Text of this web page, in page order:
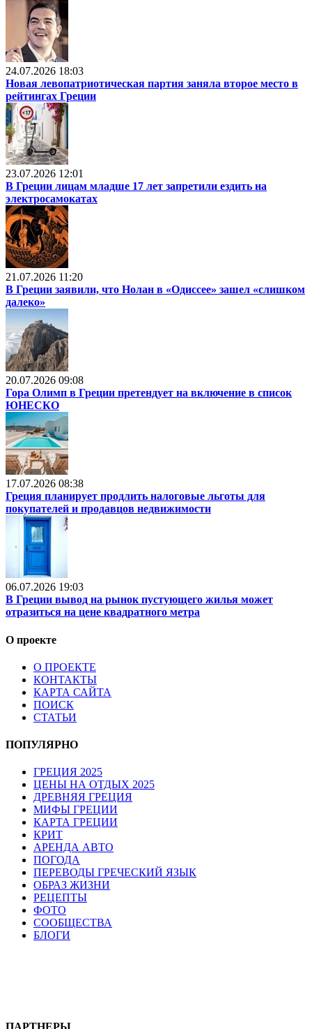
24.07.2026 18:03
Новая левопатриотическая партия заняла второе место в
рейтингах Греции
23.07.2026 12:01
В Греции лицам младше 17 лет запретили ездить на
электросамокатах
21.07.2026 11:20
В Греции заявили, что Нолан в «Одиссее» зашел «слишком
далеко»
20.07.2026 09:08
Гора Олимп в Греции претендует на включение в список
ЮНЕСКО
17.07.2026 08:38
Греция планирует продлить налоговые льготы для
покупателей и продавцов недвижимости
06.07.2026 19:03
В Греции вывод на рынок пустующего жилья может
отразиться на цене квадратного метра
О проекте
О ПРОЕКТЕ
КОНТАКТЫ
КАРТА САЙТА
ПОИСК
СТАТЬИ
ПОПУЛЯРНО
ГРЕЦИЯ 2025
ЦЕНЫ НА ОТДЫХ 2025
ДРЕВНЯЯ ГРЕЦИЯ
МИФЫ ГРЕЦИИ
КАРТА ГРЕЦИИ
КРИТ
АРЕНДА АВТО
ПОГОДА
ПЕРЕВОДЫ ГРЕЧЕСКИЙ ЯЗЫК
ОБРАЗ ЖИЗНИ
РЕЦЕПТЫ
ФОТО
СООБЩЕСТВА
БЛОГИ
ПАРТНЕРЫ